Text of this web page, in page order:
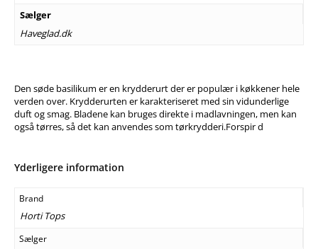
Sælger
Haveglad.dk
Den søde basilikum er en krydderurt der er populær i køkkener hele
verden over. Krydderurten er karakteriseret med sin vidunderlige
duft og smag. Bladene kan bruges direkte i madlavningen, men kan
også tørres, så det kan anvendes som tørkrydderi.Forspir d
Yderligere information
Brand
Horti Tops
Sælger